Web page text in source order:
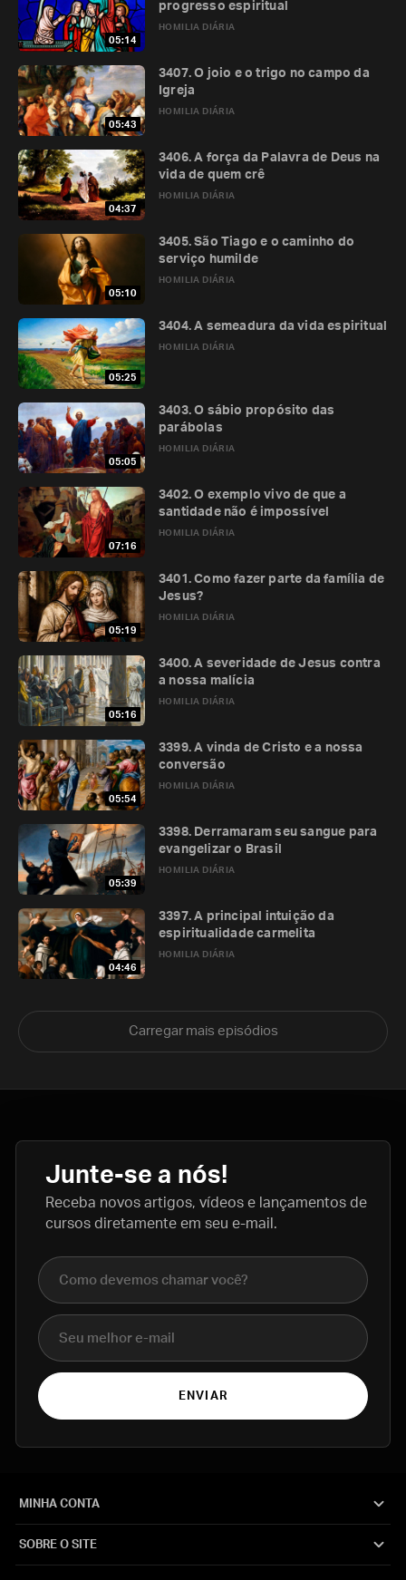
05:14
HOMILIA DIÁRIA
progresso espiritual
05:43
HOMILIA DIÁRIA
3407. O joio e o trigo no campo da
Igreja
04:37
HOMILIA DIÁRIA
3406. A força da Palavra de Deus na
vida de quem crê
05:10
HOMILIA DIÁRIA
3405. São Tiago e o caminho do
serviço humilde
05:25
HOMILIA DIÁRIA
3404. A semeadura da vida espiritual
05:05
HOMILIA DIÁRIA
3403. O sábio propósito das
parábolas
07:16
HOMILIA DIÁRIA
3402. O exemplo vivo de que a
santidade não é impossível
05:19
HOMILIA DIÁRIA
3401. Como fazer parte da família de
Jesus?
05:16
HOMILIA DIÁRIA
3400. A severidade de Jesus contra
a nossa malícia
05:54
HOMILIA DIÁRIA
3399. A vinda de Cristo e a nossa
conversão
05:39
HOMILIA DIÁRIA
3398. Derramaram seu sangue para
evangelizar o Brasil
04:46
HOMILIA DIÁRIA
3397. A principal intuição da
espiritualidade carmelita
Carregar mais episódios
Junte-se a nós!
Receba novos artigos, vídeos e lançamentos de
cursos diretamente em seu e-mail.
Nome completo
E-mail
ENVIAR
MINHA CONTA
SOBRE O SITE